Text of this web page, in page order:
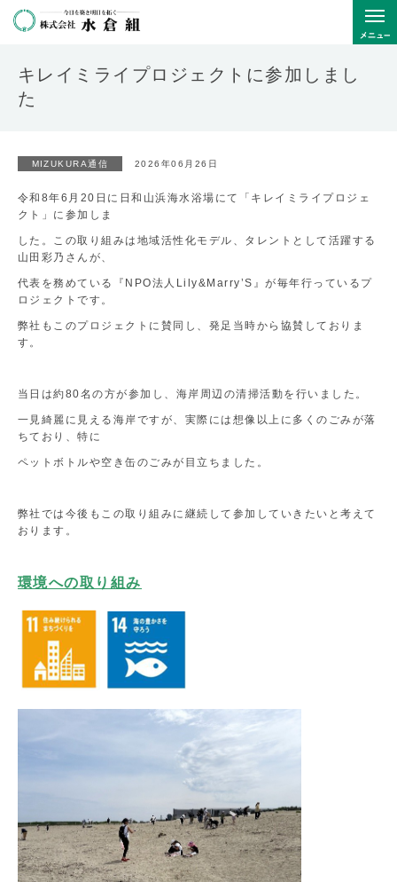
キレイミライプロジェクトに参加しまし
た
MIZUKURA通信 2026年06月26日
令和8年6月20日に日和山浜海水浴場にて「キレイミライプロジェ
クト」に参加しま
した。この取り組みは地域活性化モデル、タレントとして活躍する
山田彩乃さんが、
代表を務めている『NPO法人Lily&Marry’S』が毎年行っているプ
ロジェクトです。
弊社もこのプロジェクトに賛同し、発足当時から協賛しておりま
す。
当日は約80名の方が参加し、海岸周辺の清掃活動を行いました。
一見綺麗に見える海岸ですが、実際には想像以上に多くのごみが落
ちており、特に
ペットボトルや空き缶のごみが目立ちました。
弊社では今後もこの取り組みに継続して参加していきたいと考えて
おります。
環境への取り組み